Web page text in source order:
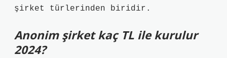
şirket türlerinden biridir.
Anonim şirket kaç TL ile kurulur
2024?